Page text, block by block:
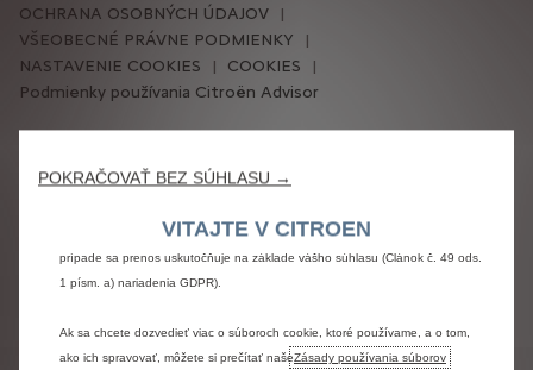
SLEDUJTE NÁS
OCHRANA OSOBNÝCH ÚDAJOV
VŠEOBECNÉ PRÁVNE PODMIENKY
NASTAVENIE COOKIES
COOKIES
Podmienky používania Citroën Advisor
POKRAČOVAŤ BEZ SÚHLASU →
VITAJTE V CITROEN
Používame súbory cookie, aby sme vám zaistili čo najlepší zážitok z našej
webovej stránky. Súbory cookie nám umožňujú poskytovať vám základné
funkcie, ako sú bezpečnosť, správa a dostupnosť siete. Zlepšujú
použiteľnosť a výkon prostredníctvom rôznych funkcií, ako je rozpoznávanie
Naša webová stránka môže tiež používať súbory cookie tretích strán na
môžu spracúvať tretie strany so sídlom v krajinách mimo Európskeho
primeranosti príslušných európskych orgánov na ochranu údajov. V takom
prípade sa prenos uskutočňuje na základe vášho súhlasu (Článok č. 49 ods.
1 písm. a) nariadenia GDPR).
Ak sa chcete dozvedieť viac o súboroch cookie, ktoré používame, a o tom,
ako ich spravovať, môžete si prečítať našeZásady používania súborov